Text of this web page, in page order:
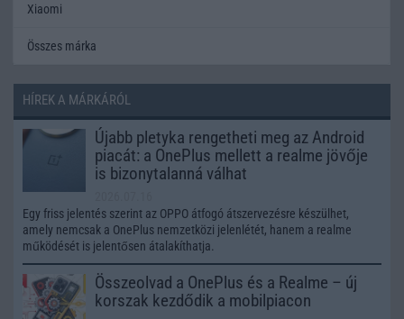
Xiaomi
Összes márka
HÍREK A MÁRKÁRÓL
Újabb pletyka rengetheti meg az Android
piacát: a OnePlus mellett a realme jövője
is bizonytalanná válhat
Egy friss jelentés szerint az OPPO átfogó átszervezésre készülhet,
amely nemcsak a OnePlus nemzetközi jelenlétét, hanem a realme
működését is jelentősen átalakíthatja.
Összeolvad a OnePlus és a Realme – új
korszak kezdődik a mobilpiacon